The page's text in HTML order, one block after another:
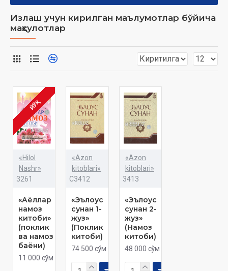
Излаш учун кирилган маълумотлар бўйича
маҳсулотлар
ЙЎҚ
«Hilol
Nashr»
3261
«Аёллар
намоз
китоби»
(поклик
ва намоз
баёни)
11 000 сўм
«Azon
kitoblari»
C3412
«Эълоус
сунан 1-
жуз»
(Поклик
китоби)
74 500 сўм
«Azon
kitoblari»
3413
«Эълоус
сунан 2-
жуз»
(Намоз
китоби)
48 000 сўм